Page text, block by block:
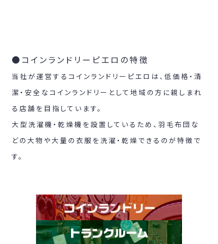
●コインランドリーピエロの特徴
当社が運営するコインランドリーピエロは、低価格・清
潔・安全なコインランドリーとして地域の方に親しまれ
る店舗を目指しています。
大型洗濯機・乾燥機を設置しているため、羽毛布団な
どの大物や大量の衣服を洗濯・乾燥できるのが特徴で
す。